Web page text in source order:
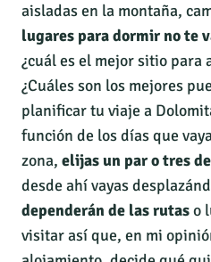
aisladas en la montaña,
lugares para dormir no te
¿cuál es el mejor sitio para
¿Cuáles son los mejores
planificar tu viaje a
función de los días que
zona, elijas un par o tres
desde ahí vayas
dependerán de las rutaso
visitar así que, en mi